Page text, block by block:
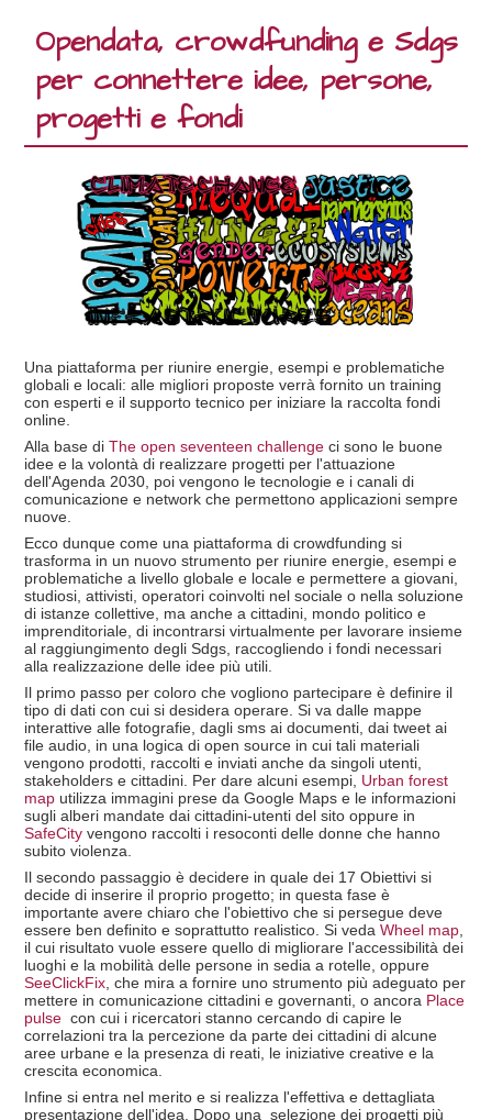
Opendata, crowdfunding e Sdgs
per connettere idee, persone,
progetti e fondi
Una piattaforma per riunire energie, esempi e problematiche
globali e locali: alle migliori proposte verrà fornito un training
con esperti e il supporto tecnico per iniziare la raccolta fondi
online.
Alla base di The open seventeen challenge ci sono le buone
idee e la volontà di realizzare progetti per l'attuazione
dell'Agenda 2030, poi vengono le tecnologie e i canali di
comunicazione e network che permettono applicazioni sempre
nuove.
Ecco dunque come una piattaforma di crowdfunding si
trasforma in un nuovo strumento per riunire energie, esempi e
problematiche a livello globale e locale e permettere a giovani,
studiosi, attivisti, operatori coinvolti nel sociale o nella soluzione
di istanze collettive, ma anche a cittadini, mondo politico e
imprenditoriale, di incontrarsi virtualmente per lavorare insieme
al raggiungimento degli Sdgs, raccogliendo i fondi necessari
alla realizzazione delle idee più utili.
Il primo passo per coloro che vogliono partecipare è definire il
tipo di dati con cui si desidera operare. Si va dalle mappe
interattive alle fotografie, dagli sms ai documenti, dai tweet ai
file audio, in una logica di open source in cui tali materiali
vengono prodotti, raccolti e inviati anche da singoli utenti,
stakeholders e cittadini. Per dare alcuni esempi, Urban forest
map utilizza immagini prese da Google Maps e le informazioni
sugli alberi mandate dai cittadini-utenti del sito oppure in
SafeCity vengono raccolti i resoconti delle donne che hanno
subito violenza.
Il secondo passaggio è decidere in quale dei 17 Obiettivi si
decide di inserire il proprio progetto; in questa fase è
importante avere chiaro che l'obiettivo che si persegue deve
essere ben definito e soprattutto realistico. Si veda Wheel map,
il cui risultato vuole essere quello di migliorare l'accessibilità dei
luoghi e la mobilità delle persone in sedia a rotelle, oppure
SeeClickFix, che mira a fornire uno strumento più adeguato per
mettere in comunicazione cittadini e governanti, o ancora Place
pulse con cui i ricercatori stanno cercando di capire le
correlazioni tra la percezione da parte dei cittadini di alcune
aree urbane e la presenza di reati, le iniziative creative e la
crescita economica.
Infine si entra nel merito e si realizza l'effettiva e dettagliata
presentazione dell'idea. Dopo una selezione dei progetti più